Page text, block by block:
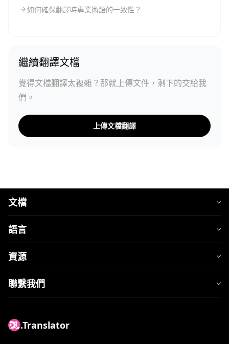
如何確保翻譯時專業術語的一致性？
繼續翻譯文檔
覺得文檔翻譯太複雜？那就上傳文件，剩下的交給我
們。
上傳文檔翻譯
文檔
語言
資源
聯繫我們
.Translator